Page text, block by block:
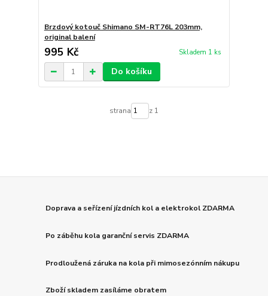
Brzdový kotouč Shimano SM-RT76L 203mm,
original balení
995 Kč Skladem 1 ks
Do košíku
strana z 1
Doprava a seřízení jízdních kol a elektrokol ZDARMA
Po záběhu kola garanční servis ZDARMA
Prodloužená záruka na kola při mimosezónním nákupu
Zboží skladem zasíláme obratem